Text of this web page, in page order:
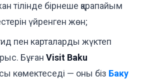
тілінде бірнеше қарапайым
үйренген жөн;
пен карталарды жүктеп
Бұған Visit Baku
көмектеседі — оны біз Баку